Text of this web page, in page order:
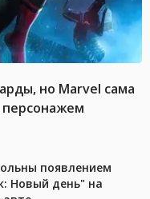
но Marvel сама
персонажем
появлением
Новый день" на